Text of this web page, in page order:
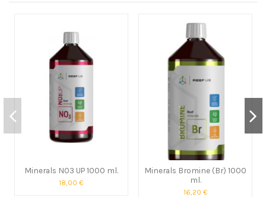
Minerals NO3 UP 1000 ml.
18,00 €
Minerals Bromine (Br) 1000
ml.
16,20 €